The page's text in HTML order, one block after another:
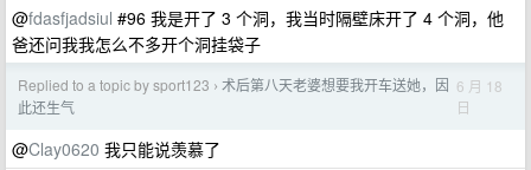
@fdasfjadsiul #96 我是开了 3 个洞，我当时隔壁床开了 4 个洞，他
爸还问我我怎么不多开个洞挂袋子
Replied to a topic by sport123 › 术后第八天老婆想要我开车送她，因
此还生气
6 月 18
日
@Clay0620 我只能说羡慕了